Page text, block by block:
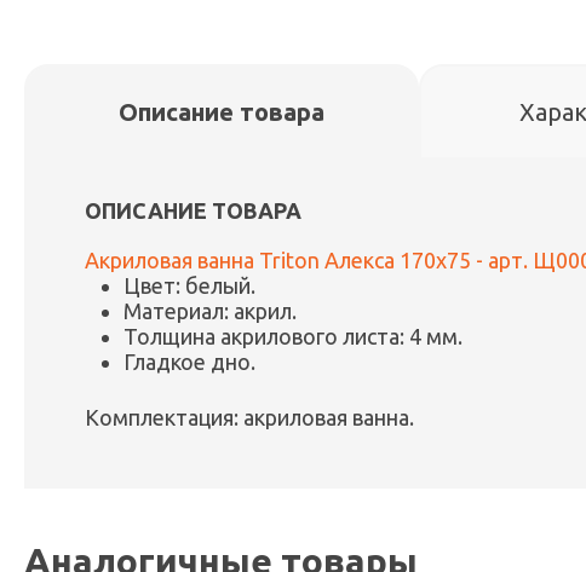
Описание товара
ОПИСАНИЕ ТОВАРА
Акриловая ванна Triton Алекса 170x75 - арт.
Цвет: белый.
Материал: акрил.
Толщина акрилового листа: 4 мм.
Гладкое дно.
Комплектация: акриловая ванна.
Аналогичные товары